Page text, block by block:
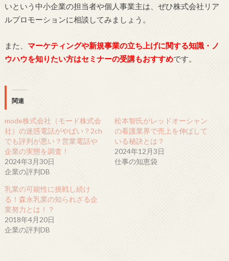
いという中小企業の担当者や個人事業主は、ぜひ株式会社リア
ルプロモーションに相談してみましょう。
また、 マーケティングや新規事業の立ち上げに関する知識・ノ
ウハウを知りたい方はセミナーの受講もおすすめです。
関連
mode株式会社（モード株式会
社）の迷惑電話がやばい？2ch
でも評判が悪い？営業電話や
企業の実態を調査！
2024年3月30日
企業の評判DB
松本智氏がレッドオーシャン
の看護業界で売上を伸ばして
いる秘訣とは？
2024年12月3日
仕事の知恵袋
乳業の可能性に挑戦し続け
る！森永乳業の知られざる企
業努力とは！？
2018年4月20日
企業の評判DB